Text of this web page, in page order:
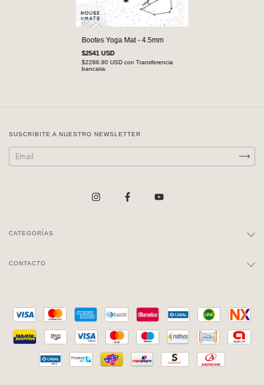
Bootes Yoga Mat - 4.5mm
$2541 USD
$2286.90 USDcon Transferencia
bancaria
SUSCRIBITE A NUESTRO NEWSLETTER
CATEGORÍAS
CONTACTO